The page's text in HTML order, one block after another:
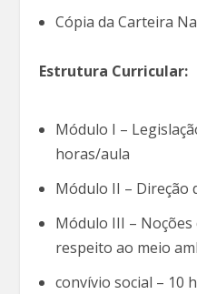
Cópia da Carteira
Estrutura Curricular:
Módulo I –
horas/aula
Módulo II – Direção
Módulo III –
respeito ao meio
convívio social – 10